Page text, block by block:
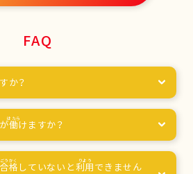
FAQ
か？
働けますか？
合格 していないと利用 できません